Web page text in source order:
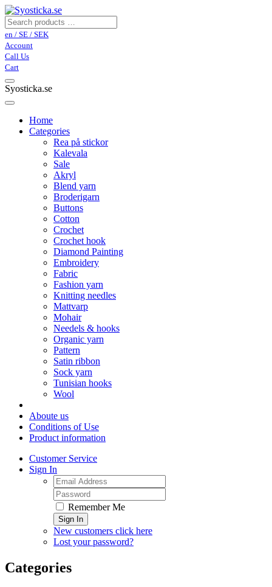
en / SE / SEK
Account
Call Us
Cart
Syosticka.se
Home
Categories
Rea på stickor
Kalevala
Sale
Akryl
Blend yarn
Broderigarn
Buttons
Cotton
Crochet
Crochet hook
Diamond Painting
Embroidery
Fabric
Fashion yarn
Knitting needles
Mattvarp
Mohair
Needels & hooks
Organic yarn
Pattern
Satin ribbon
Sock yarn
Tunisian hooks
Wool
Aboute us
Conditions of Use
Product information
Customer Service
Sign In
Remember Me
Sign In
New customers click here
Lost your password?
Categories